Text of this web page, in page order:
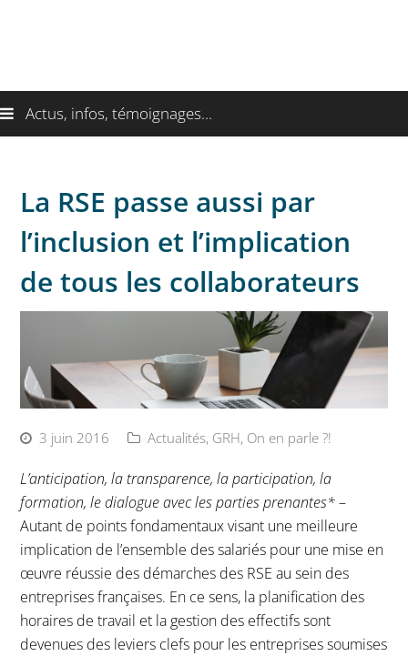
Actus, infos, témoignages...
La RSE passe aussi par
l’inclusion et l’implication
de tous les collaborateurs
3 juin 2016 Actualités, GRH, On en parle ?!
L’anticipation, la transparence, la participation, la
formation, le dialogue avec les parties prenantes*–
Autant de points fondamentaux visant une meilleure
implication de l’ensemble des salariés pour une mise en
œuvre réussie des démarches des RSE au sein des
entreprises françaises. En ce sens, la planification des
horaires de travail et la gestion des effectifs sont
devenues des leviers clefs pour les entreprises soumises